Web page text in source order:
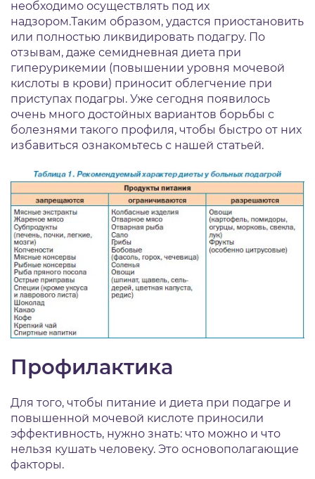
необходимо осуществлять под их
надзором.Таким образом, удастся приостановить
или полностью ликвидировать подагру. По
отзывам, даже семидневная диета при
гиперурикемии (повышении уровня мочевой
кислоты в крови) приносит облегчение при
приступах подагры. Уже сегодня появилось
очень много достойных вариантов борьбы с
болезнями такого профиля, чтобы быстро от них
избавиться ознакомьтесь с нашей статьей.
Профилактика
Для того, чтобы питание и диета при подагре и
повышенной мочевой кислоте приносили
эффективность, нужно знать: что можно и что
нельзя кушать человеку. Это основополагающие
факторы.